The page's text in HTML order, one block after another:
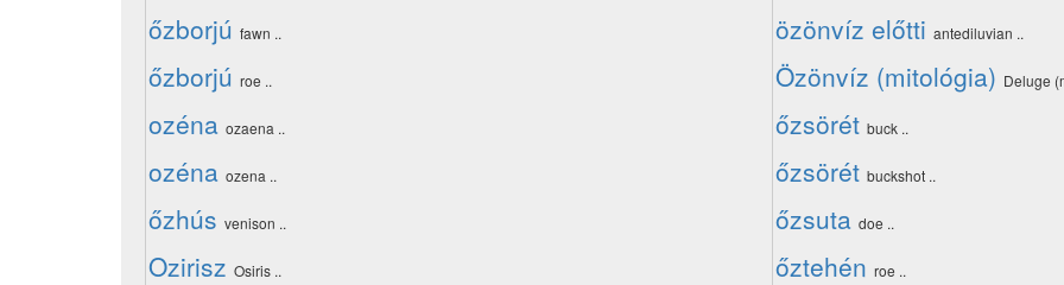
őzborjú fawn ..
őzborjú roe ..
ozéna ozaena ..
ozéna ozena ..
őzhús venison ..
Ozirisz Osiris ..
özönvíz előtti antediluvian ..
Özönvíz (mitológia) Deluge
őzsörét buck ..
őzsörét buckshot ..
őzsuta doe ..
őztehén roe ..